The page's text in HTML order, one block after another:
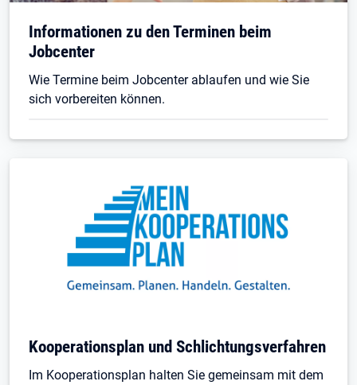
Informationen zu den Terminen beim
Jobcenter
Wie Termine beim Jobcenter ablaufen und wie Sie
sich vorbereiten können.
Kooperationsplan und Schlichtungsverfahren
Im Kooperationsplan halten Sie gemeinsam mit dem